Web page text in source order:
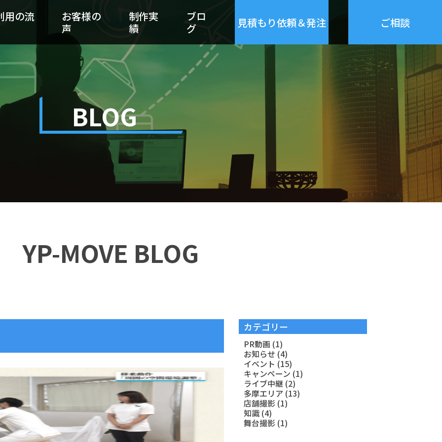
用の流
お客様の
声
制作実
績
ブロ
グ
見積もり依頼＆発注 ご相談
BLOG
YP-MOVE BLOG
カテゴリー
PR動画 (1)
お知らせ (4)
イベント (15)
キャンペーン (1)
ライブ中継 (2)
多摩エリア (13)
店舗撮影 (1)
知識 (4)
舞台撮影 (1)